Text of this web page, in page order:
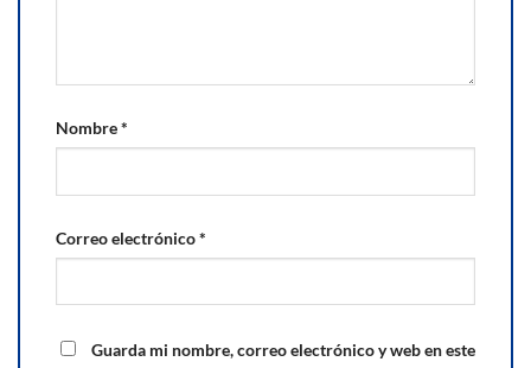
Nombre*
Correo electrónico*
Guarda mi nombre, correo electrónico y web en este